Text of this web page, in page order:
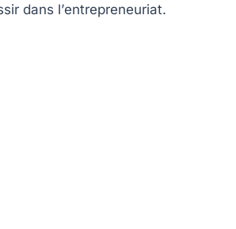
dans l’entrepreneuriat.